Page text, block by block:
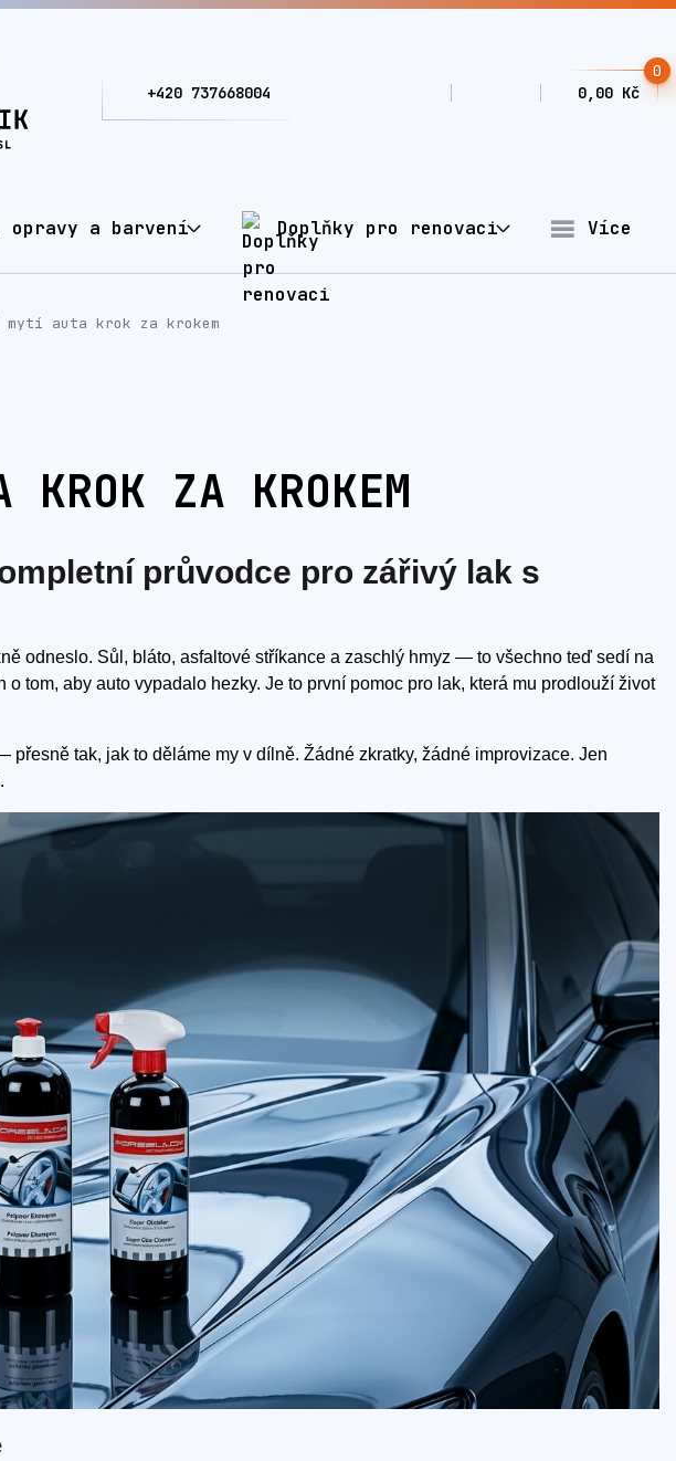
0
0,00 Kč
+420 737668004
opravy a barvení Doplňky pro renovaci Více
auta krok za krokem
ZA KROKEM
průvodce pro zářivý lak s
odneslo. Sůl, bláto, asfaltové stříkance a zaschlý hmyz — to všechno teď sedí na
o tom, aby auto vypadalo hezky. Je to první pomoc pro lak, která mu prodlouží život
tak, jak to děláme my v dílně. Žádné zkratky, žádné improvizace. Jen